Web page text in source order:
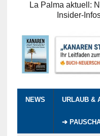
La Palma aktuell:
Insider-
NEWS URLAUB &
➔